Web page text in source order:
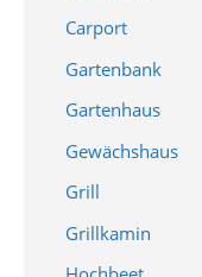
Carport
Gartenbank
Gartenhaus
Gewächshaus
Grill
Grillkamin